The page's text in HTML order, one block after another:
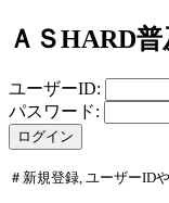
ＡＳHARD
ユーザーID:
パスワード:
＃新規登録, ユーザーID